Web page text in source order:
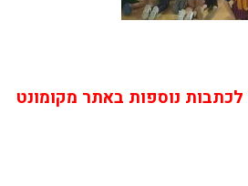
לכתבות נוספות באתר מקומונט